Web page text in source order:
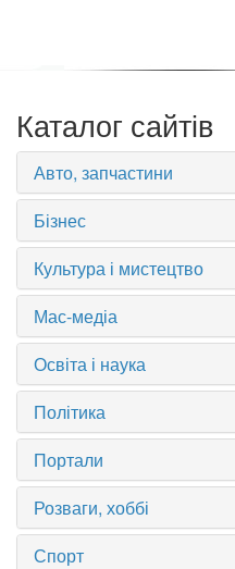
Каталог сайтів
Авто, запчастини
Бізнес
Культура і мистецтво
Мас-медіа
Освіта і наука
Політика
Портали
Розваги, хоббі
Спорт